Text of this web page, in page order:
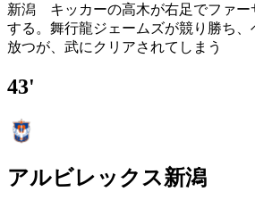
新潟 キッカーの高木が右足でファー
する。舞行龍ジェームズが競り勝ち
放つが、武にクリアされてしまう
43'
アルビレックス新潟